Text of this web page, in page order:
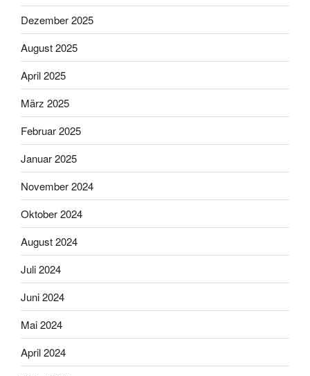
Dezember 2025
August 2025
April 2025
März 2025
Februar 2025
Januar 2025
November 2024
Oktober 2024
August 2024
Juli 2024
Juni 2024
Mai 2024
April 2024